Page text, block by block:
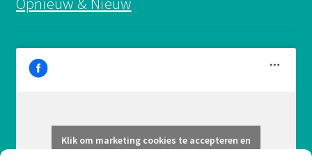
Opnieuw & Nieuw
Klik om marketing cookies te accepteren en